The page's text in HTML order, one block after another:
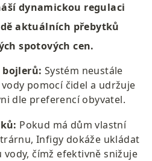
dynamickou regulaci
aktuálních přebytků
spotových cen.
Systém neustále
pomocí čidel a udržuje
dle preferencí obyvatel.
Pokud má dům vlastní
Infigy dokáže ukládat
čímž efektivně snižuje